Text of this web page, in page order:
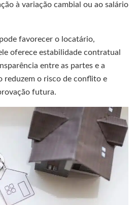
à variação cambial ou ao salário
favorecer o locatário,
oferece estabilidade contratual
entre as partes e a
reduzem o risco de conflito e
futura.